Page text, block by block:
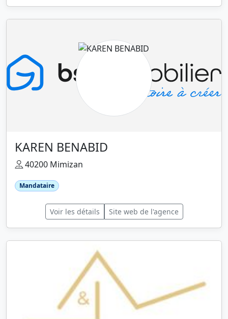
KAREN BENABID
40200 Mimizan
Mandataire
Voir les détails Site web de l'agence